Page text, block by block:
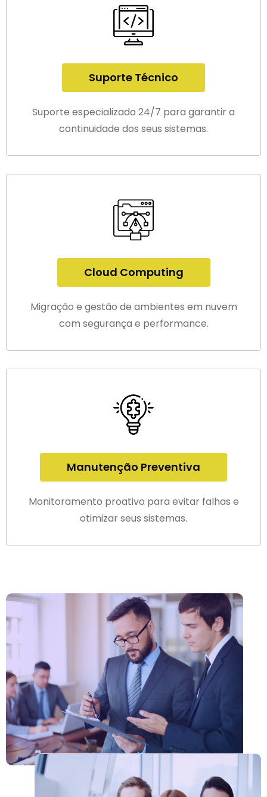
Suporte Técnico
Suporte especializado 24/7 para garantir a
continuidade dos seus sistemas.
Cloud Computing
Migração e gestão de ambientes em nuvem
com segurança e performance.
Manutenção Preventiva
Monitoramento proativo para evitar falhas e
otimizar seus sistemas.